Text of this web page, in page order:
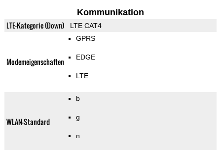
Kommunikation
LTE-Kategorie (Down) LTE CAT4
Modemeigenschaften
GPRS
EDGE
LTE
WLAN-Standard
b
g
n